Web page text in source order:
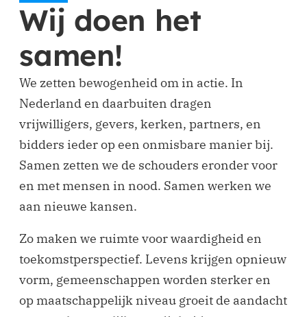
Wij doen het
samen!
We zetten bewogenheid om in actie. In
Nederland en daarbuiten dragen
vrijwilligers, gevers, kerken, partners, en
bidders ieder op een onmisbare manier bij.
Samen zetten we de schouders eronder voor
en met mensen in nood. Samen werken we
aan nieuwe kansen.
Zo maken we ruimte voor waardigheid en
toekomstperspectief. Levens krijgen opnieuw
vorm, gemeenschappen worden sterker en
op maatschappelijk niveau groeit de aandacht